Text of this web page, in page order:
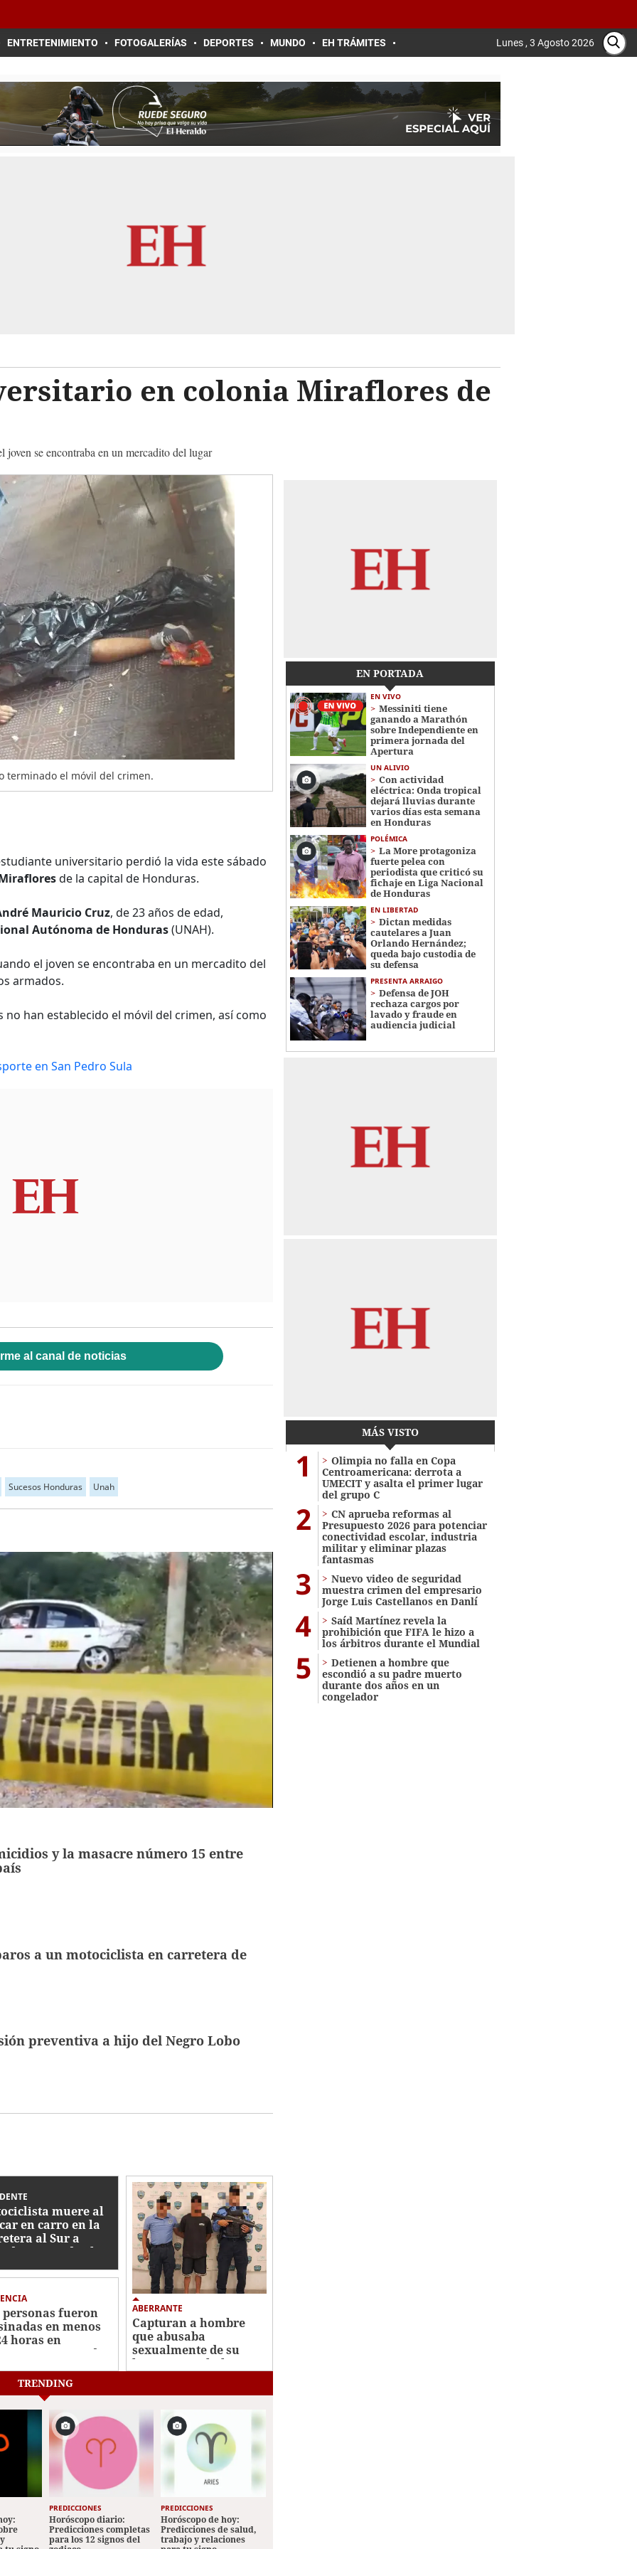
ENTRETENIMIENTO FOTOGALERÍAS DEPORTES MUNDO EH TRÁMITES Lunes , 3 Agosto 2026
en colonia Miraflores de
se encontraba en un mercadito del lugar
terminado el móvil del crimen.
universitario perdió la vida este sábado
de la capital de Honduras.
Mauricio Cruz, de 23 años de edad,
Autónoma de Honduras(UNAH).
el joven se encontraba en un mercadito del
armados.
han establecido el móvil del crimen, así como
en San Pedro Sula
al canal de noticias
Sucesos Honduras Unah
y la masacre número 15 entre
a un motociclista en carretera de
preventiva a hijo del Negro Lobo
muere al
en carro en la
al Sur a
de El
personas fueron
en menos
horas en
sectores de
ABERRANTE
Capturan a hombre
que abusaba
sexualmente de su
hijastra en Choloma
EN PORTADA
EN VIVO
Messiniti tiene
ganando a Marathón
sobre Independiente en
primera jornada del
Apertura
UN ALIVIO
Con actividad
eléctrica: Onda tropical
dejará lluvias durante
varios días esta semana
en Honduras
POLÉMICA
La More protagoniza
fuerte pelea con
periodista que criticó su
fichaje en Liga Nacional
de Honduras
EN LIBERTAD
Dictan medidas
cautelares a Juan
Orlando Hernández;
queda bajo custodia de
su defensa
PRESENTA ARRAIGO
Defensa de JOH
rechaza cargos por
lavado y fraude en
audiencia judicial
MÁS VISTO
1
Olimpia no falla en Copa
Centroamericana: derrota a
UMECIT y asalta el primer lugar
del grupo C
2
CN aprueba reformas al
Presupuesto 2026 para potenciar
conectividad escolar, industria
militar y eliminar plazas
fantasmas
3
Nuevo video de seguridad
muestra crimen del empresario
Jorge Luis Castellanos en Danlí
4
Saíd Martínez revela la
prohibición que FIFA le hizo a
los árbitros durante el Mundial
5
Detienen a hombre que
escondió a su padre muerto
durante dos años en un
congelador
TRENDING
PREDICCIONES
Horóscopo diario:
Predicciones completas
para los 12 signos del
PREDICCIONES
Horóscopo de hoy:
Predicciones de salud,
trabajo y relaciones